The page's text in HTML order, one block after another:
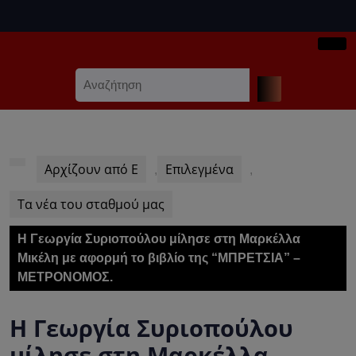
to
for:
Αρχίζουν από Ε , Επιλεγμένα ,
Τα νέα του σταθμού μας
Η Γεωργία Συριοπούλου μίλησε στη Μαρκέλλα
Μικέλη με αφορμή τo βιβλίο της “ΜΠΡΕΤΣΙΑ” –
ΜΕΤΡΟΝΟΜΟΣ.
Η Γεωργία Συριοπούλου